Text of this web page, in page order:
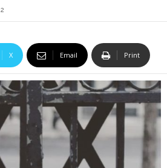
2
X Email Print